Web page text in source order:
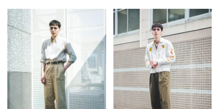
ンズノンノモデルの私服スナッ
プ】
デルの私服スナップ】